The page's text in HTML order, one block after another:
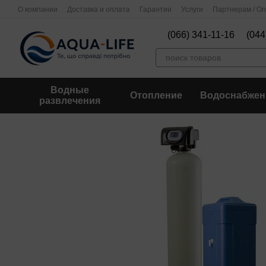
Перейти к основному контенту
О компании Доставка и оплата Гарантии Услуги Партнерам /
(066) 341-11-16
Водные
развлечения
Отопление